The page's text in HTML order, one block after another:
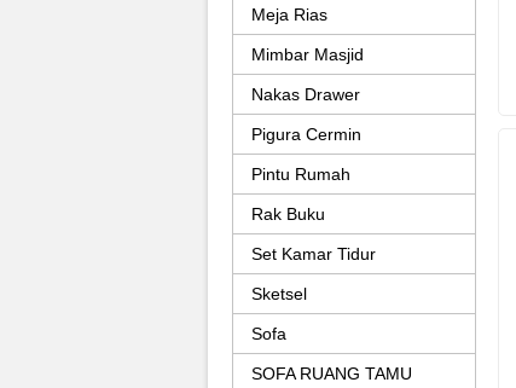
Meja Rias
Mimbar Masjid
Nakas Drawer
Pigura Cermin
Pintu Rumah
Rak Buku
Set Kamar Tidur
Sketsel
Sofa
SOFA RUANG TAMU